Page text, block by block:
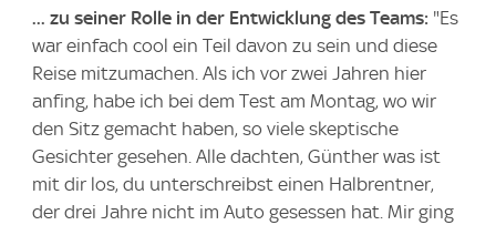
... zu seiner Rolle in der Entwicklung des Teams: "Es
war einfach cool ein Teil davon zu sein und diese
Reise mitzumachen. Als ich vor zwei Jahren hier
anfing, habe ich bei dem Test am Montag, wo wir
den Sitz gemacht haben, so viele skeptische
Gesichter gesehen. Alle dachten, Günther was ist
mit dir los, du unterschreibst einen Halbrentner,
der drei Jahre nicht im Auto gesessen hat. Mir ging